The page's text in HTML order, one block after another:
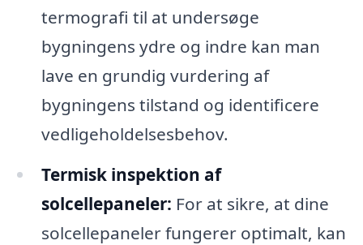
termografi til at undersøge
bygningens ydre og indre kan man
lave en grundig vurdering af
bygningens tilstand og identificere
vedligeholdelsesbehov.
Termisk inspektion af
solcellepaneler: For at sikre, at dine
solcellepaneler fungerer optimalt, kan